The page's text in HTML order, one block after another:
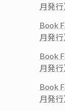
月発行
Book
月発行
Book
月発行
Book
月発行